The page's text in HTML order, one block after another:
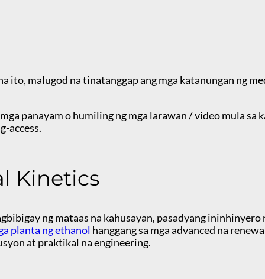
ito, malugod na tinatanggap ang mga katanungan ng
panayam o humiling ng mga larawan / video mula sa
access.
Kinetics
ng mataas na kahusayan, pasadyang ininhinyero
planta ng ethanol hanggang sa mga advanced na
at praktikal na engineering.